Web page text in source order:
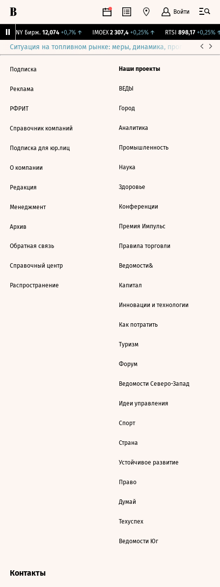
Войти
CNY Бирж. 12,074 +0,7%↑ IMOEX 2 307,4 +0,25%↑ RTSI 898,17 +0,25%↑
Ситуация на топливном рынке: меры, динамика, прогнозы
Подписка
Реклама
РФРИТ
Справочник компаний
Подписка для юр.лиц
О компании
Редакция
Менеджмент
Архив
Обратная связь
Справочный центр
Распространение
Наши проекты
ВЕДЫ
Город
Аналитика
Промышленность
Наука
Здоровье
Конференции
Премия Импульс
Правила торговли
Ведомости&
Капитал
Инновации и технологии
Как потратить
Туризм
Форум
Ведомости Северо-Запад
Идеи управления
Спорт
Страна
Устойчивое развитие
Право
Думай
Техуспех
Ведомости Юг
Контакты